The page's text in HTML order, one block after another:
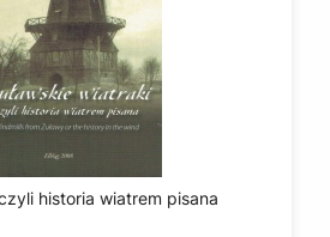
historia wiatrem pisana